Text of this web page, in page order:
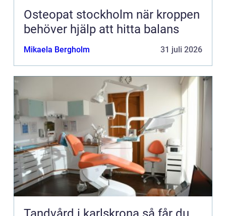
Osteopat stockholm när kroppen
behöver hjälp att hitta balans
Mikaela Bergholm 31 juli 2026